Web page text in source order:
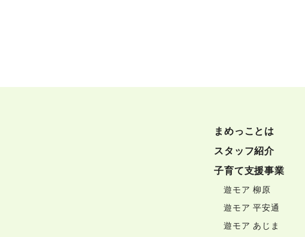
まめっことは
スタッフ紹介
子育て支援事業
遊モア 柳原
遊モア 平安通
遊モア あじま